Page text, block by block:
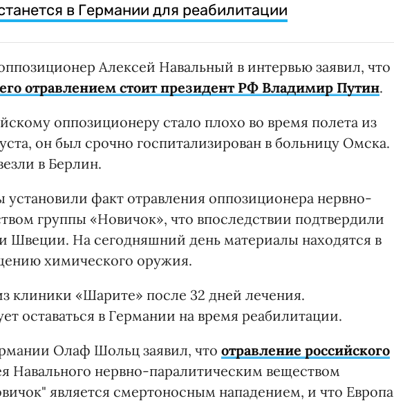
в Германии для реабилитации
Алексей Навальный в интервью заявил, что
отравлением стоит президент РФ Владимир Путин.
оппозиционеру стало плохо во время полета из
он был срочно госпитализирован в больницу Омска.
в Берлин.
факт отравления оппозиционера нервно-
группы «Новичок», что впоследствии подтвердили
Швеции. На сегодняшний день материалы находятся в
химического оружия.
клиники «Шарите» после 32 дней лечения.
оставаться в Германии на время реабилитации.
Олаф Шольц заявил, что отравление российского
Навального нервно-паралитическим веществом
является смертоносным нападением, и что Европа